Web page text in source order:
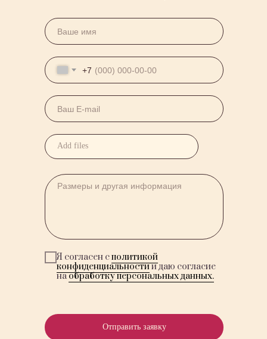
+7
Add files
Я согласен сполитикой
конфиденциальностии даю согласие
наобработку персональных данных.
Отправить заявку